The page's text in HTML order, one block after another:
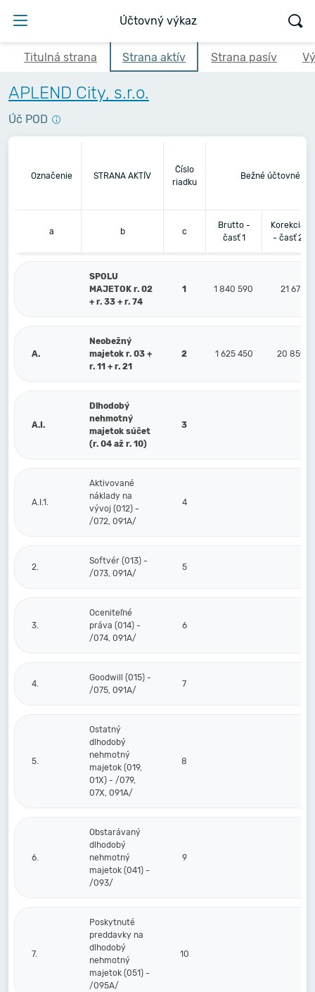
Účtovný výkaz
Titulná strana Strana aktív Strana pasív
APLEND City, s.r.o.
Úč POD
Označenie STRANA AKTÍV
Číslo
riadku
Bežné účtovné
a b c
Brutto -
časť 1
Korekcia
- časť 2
SPOLU
MAJETOK r. 02
+ r. 33 + r. 74
1 1 840 590 21 675
A.
Neobežný
majetok r. 03 +
r. 11 + r. 21
2 1 625 450 20 859
A.I.
Dlhodobý
nehmotný
majetok súčet
(r. 04 až r. 10)
3
A.I.1.
Aktivované
náklady na
vývoj (012) -
/072, 091A/
4
2.
Softvér (013) -
/073, 091A/
5
3.
Oceniteľné
práva (014) -
/074, 091A/
6
4.
Goodwill (015) -
/075, 091A/
7
5.
Ostatný
dlhodobý
nehmotný
majetok (019,
01X) - /079,
07X, 091A/
8
6.
Obstarávaný
dlhodobý
nehmotný
majetok (041) -
/093/
9
7.
Poskytnuté
preddavky na
dlhodobý
nehmotný
majetok (051) -
/095A/
10